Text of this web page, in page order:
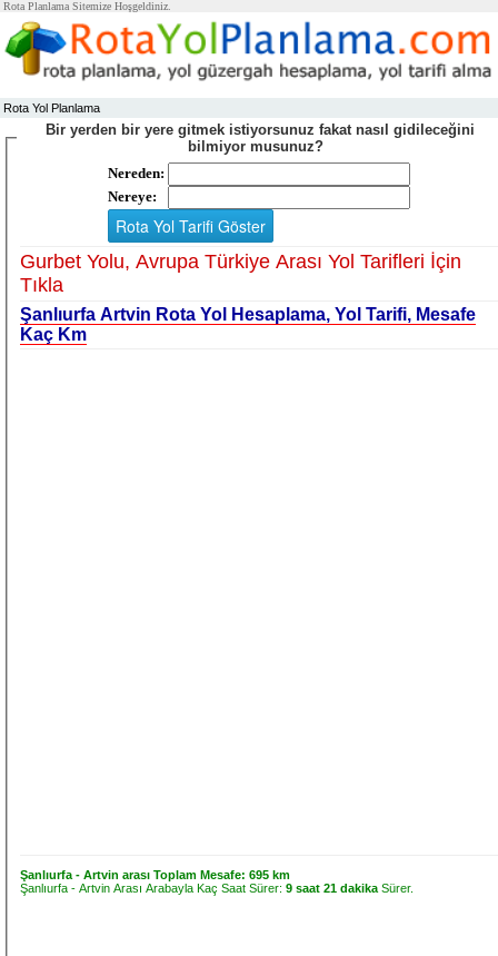
Rota Planlama Sitemize Hoşgeldiniz.
Rota Yol Planlama
Bir yerden bir yere gitmek istiyorsunuz fakat nasıl gidileceğini
bilmiyor musunuz?
Nereden:
Nereye:
Gurbet Yolu, Avrupa Türkiye Arası Yol Tarifleri İçin
Tıkla
Şanlıurfa Artvin Rota Yol Hesaplama, Yol Tarifi, Mesafe
Kaç Km
Şanlıurfa - Artvin arası Toplam Mesafe:695 km
Şanlıurfa - Artvin Arası Arabayla Kaç Saat Sürer:9 saat 21 dakika Sürer.